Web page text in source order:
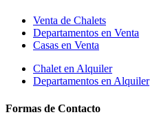
Venta de Chalets
Departamentos en Venta
Casas en Venta
Chalet en Alquiler
Departamentos en Alquiler
Formas de Contacto